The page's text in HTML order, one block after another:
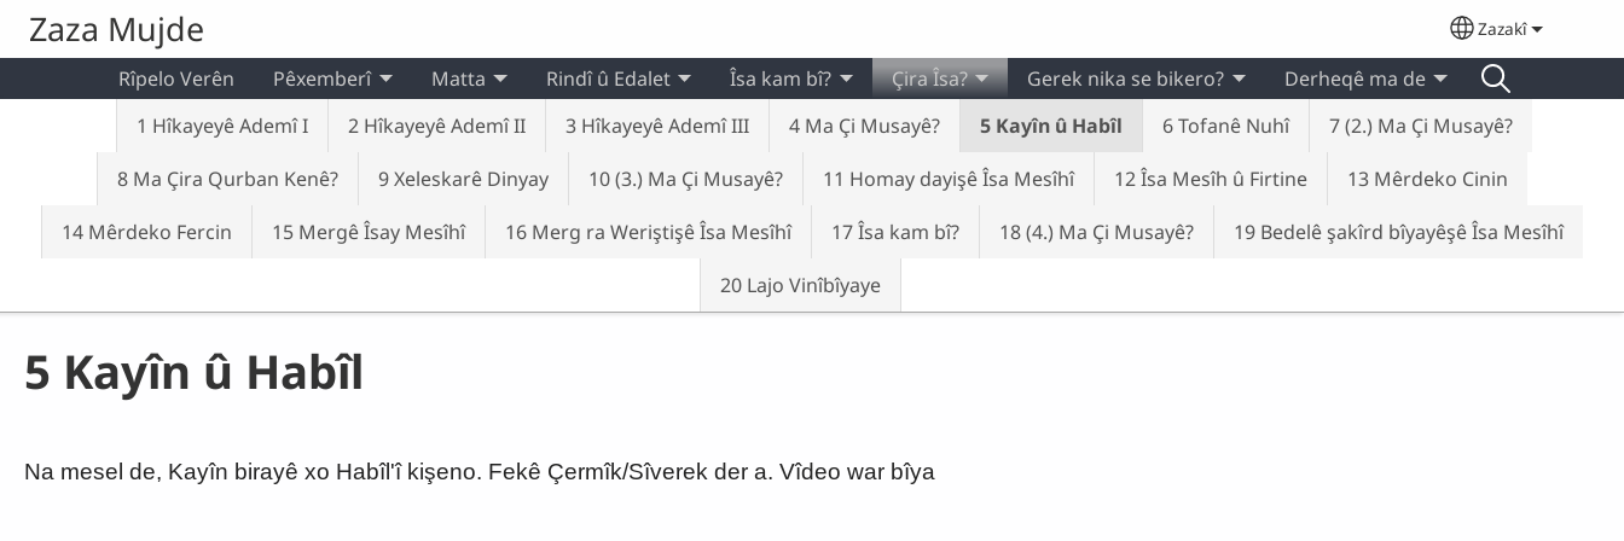
Skip to main content
Zaza Mujde Select your
Zazakî
Rîpelo Verên Pêxemberî Matta Rindî û Edalet Îsa kam bî?
Çira Îsa?
1 Hîkayeyê Ademî I
2 Hîkayeyê Ademî II 3 Hîkayeyê Ademî III 4 Ma Çi Musayê? 5 Kayîn û Habîl 6 Tofanê Nuhî
7 (2.) Ma Çi Musayê?
8 Ma Çira Qurban Kenê?
9 Xeleskarê Dinyay 10 (3.) Ma Çi Musayê? 11 Homay dayişê Îsa Mesîhî 12 Îsa Mesîh û Firtine
13 Mêrdeko Cinin
14 Mêrdeko Fercin
15 Mergê Îsay Mesîhî 16 Merg ra Weriştişê Îsa Mesîhî 17 Îsa kam bî? 18 (4.) Ma Çi Musayê?
19 Bedelê şakîrd bîyayêşê Îsa Mesîhî
20 Lajo Vinîbîyaye
Gerek nika se bikero? Derheqê ma de
5 Kayîn û Habîl
Na mesel de, Kayîn birayê xo Habîl'î kişeno. Fekê Çermîk/Sîverek der a. Vîdeo war bîya